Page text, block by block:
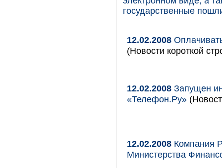
государственные
12.02.2008
(Новости короткой
12.02.2008 Запущен
«Телефон.Ру»
12.02.2008 Компания
Министерства